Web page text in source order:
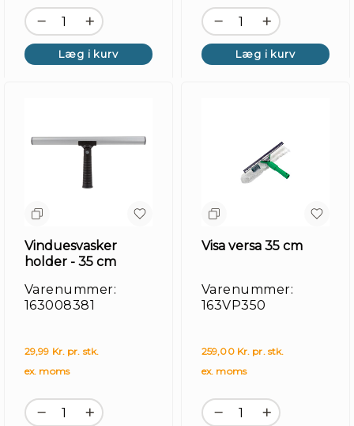
Læg i kurv Læg i kurv
Vinduesvasker
holder - 35 cm
Varenummer:
163008381
29,99 Kr. pr. stk.
ex. moms
Visa versa 35 cm
Varenummer:
163VP350
259,00 Kr. pr. stk.
ex. moms